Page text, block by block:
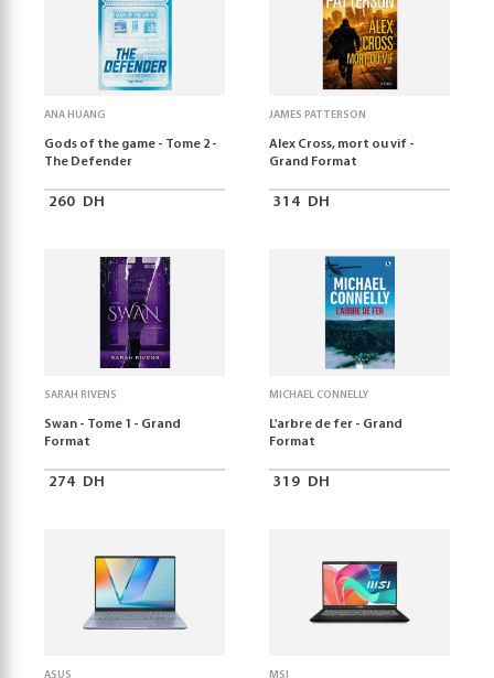
ANA HUANG
Gods of the game - Tome 2 -
The Defender
260 DH
JAMES PATTERSON
Alex Cross, mort ou vif -
Grand Format
314 DH
SARAH RIVENS
Swan - Tome 1 - Grand
Format
274 DH
MICHAEL CONNELLY
L'arbre de fer - Grand
Format
319 DH
ASUS MSI